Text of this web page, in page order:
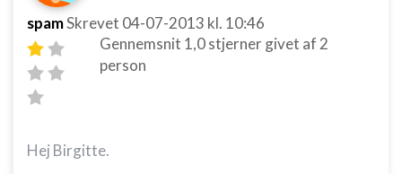
spamSkrevet 04-07-2013 kl. 10:46
Gennemsnit 1,0stjerner givet af 2
person
Hej Birgitte.